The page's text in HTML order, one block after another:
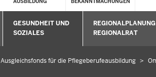
Untermenü öffnen
GESUNDHEIT UND
SOZIALES
Untermenü öffnen
REGIONALRAT
Ausgleichsfonds für die Pflegeberufeausbildung